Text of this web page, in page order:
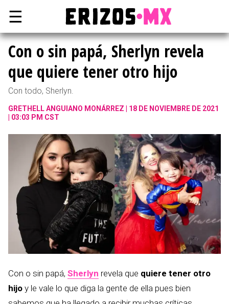
☰
Con o sin papá, Sherlyn revela
que quiere tener otro hijo
Con todo, Sherlyn.
GRETHELL ANGUIANO MONÁRREZ
18 DE NOVIEMBRE DE 2021
| 03:03 PM CST
Con o sin papá, Sherlyn revela que quiere tener otro
hijo y le vale lo que diga la gente de ella pues bien